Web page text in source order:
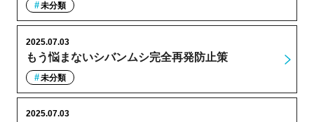
未分類
もう悩まないシバンムシ完全再発防止策
2025.07.03
未分類
2025.07.03